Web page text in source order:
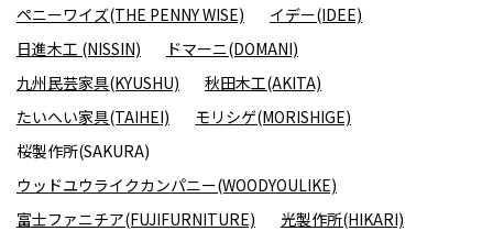
ペニーワイズ(THE PENNY WISE)
イデー(IDEE)
日進木工 (NISSIN)
ドマーニ(DOMANI)
九州民芸家具(KYUSHU)
秋田木工(AKITA)
たいへい家具(TAIHEI)
モリシゲ(MORISHIGE)
桜製作所(SAKURA)
ウッドユウライクカンパニー(WOODYOULIKE)
富士ファニチア(FUJIFURNITURE)
光製作所(HIKARI)